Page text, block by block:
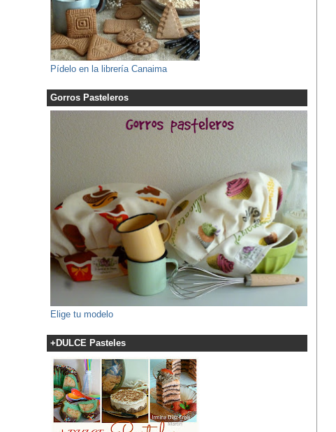
Pídelo en la librería Canaima
Gorros Pasteleros
Elige tu modelo
+DULCE Pasteles